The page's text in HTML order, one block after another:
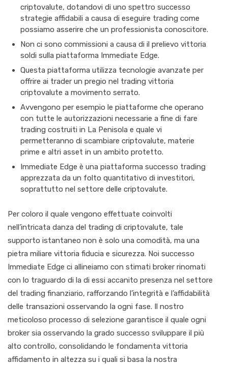
criptovalute, dotandovi di uno spettro successo
strategie affidabili a causa di eseguire trading come
possiamo asserire che un professionista conoscitore.
Non ci sono commissioni a causa di il prelievo vittoria
soldi sulla piattaforma Immediate Edge.
Questa piattaforma utilizza tecnologie avanzate per
offrire ai trader un pregio nel trading vittoria
criptovalute a movimento serrato.
Avvengono per esempio le piattaforme che operano
con tutte le autorizzazioni necessarie a fine di fare
trading costruiti in La Penisola e quale vi
permetteranno di scambiare criptovalute, materie
prime e altri asset in un ambito protetto.
Immediate Edge è una piattaforma successo trading
apprezzata da un folto quantitativo di investitori,
soprattutto nel settore delle criptovalute.
Per coloro il quale vengono effettuate coinvolti
nell’intricata danza del trading di criptovalute, tale
supporto istantaneo non è solo una comodità, ma una
pietra miliare vittoria fiducia e sicurezza. Noi successo
Immediate Edge ci allineiamo con stimati broker rinomati
con lo traguardo di la di essi accanito presenza nel settore
del trading finanziario, rafforzando l’integrità e l’affidabilità
delle transazioni osservando la ogni fase. Il nostro
meticoloso processo di selezione garantisce il quale ogni
broker sia osservando la grado successo sviluppare il più
alto controllo, consolidando le fondamenta vittoria
affidamento in altezza su i quali si basa la nostra